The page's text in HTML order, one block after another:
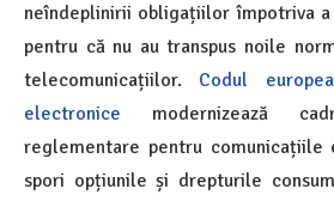
neîndeplinirii obligațiilor împotriva
pentru că nu au transpus noile
telecomunicațiilor. Codul
electronice modernizează
reglementare pentru comunicațiile
spori opțiunile și drepturile